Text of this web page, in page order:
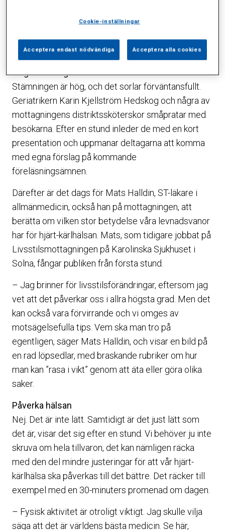
vård. På träffarna tas aktuella och intressanta
samvaro med fika.
Hög stämning
Stämningen är hög, och det sorlar förväntansfullt.
Geriatrikern Karin Kjellström Hedskog och några av
mottagningens distriktssköterskor småpratar med
besökarna. Efter en stund inleder de med en kort
presentation och uppmanar deltagarna att komma
med egna förslag på kommande
föreläsningsämnen.
Därefter är det dags för Mats Halldin, ST-läkare i
allmänmedicin, också han på mottagningen, att
berätta om vilken stor betydelse våra levnadsvanor
har för hjärt-kärlhälsan. Mats, som tidigare jobbat på
Livsstilsmottagningen på Karolinska Sjukhuset i
Solna, fångar publiken från första stund.
– Jag brinner för livsstilsförändringar, eftersom jag
vet att det påverkar oss i allra högsta grad. Men det
kan också vara förvirrande och vi omges av
motsägelsefulla tips. Vem ska man tro på
egentligen, säger Mats Halldin, och visar en bild på
en rad löpsedlar, med braskande rubriker om hur
man kan ”rasa i vikt” genom att äta eller göra olika
saker.
Påverka hälsan
Nej. Det är inte lätt. Samtidigt är det just lätt som
det är, visar det sig efter en stund. Vi behöver ju inte
skruva om hela tillvaron, det kan nämligen räcka
med den del mindre justeringar för att vår hjärt-
kärlhälsa ska påverkas till det bättre. Det räcker till
exempel med en 30-minuters promenad om dagen.
– Fysisk aktivitet är otroligt viktigt. Jag skulle vilja
säga att det är världens bästa medicin. Se här,
Cookie-inställningar
Acceptera endast nödvändiga Acceptera alla cookies